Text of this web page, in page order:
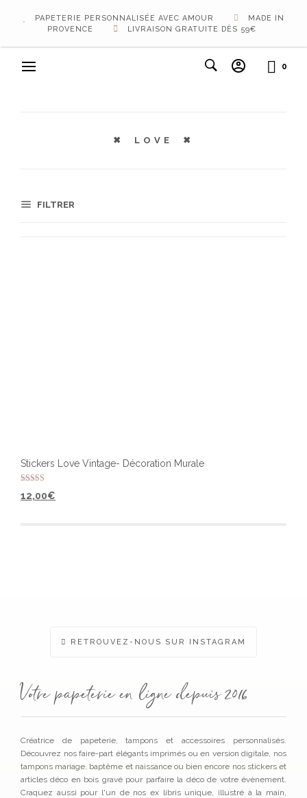
PAPETERIE PERSONNALISÉE AVEC AMOUR
MADE IN
PROVENCE
LIVRAISON GRATUITE DÈS 59€
0
LOVE
FILTRER
Stickers Love Vintage- Décoration Murale
4.00
12,00€
RETROUVEZ-NOUS SUR INSTAGRAM
Votre papeterie en ligne depuis 2016
Créatrice de papeterie, tampons et accessoires personnalisés.
Découvrez nos faire-part élégants imprimés ou en version digitale, nos
tampons mariage, baptême et naissance ou bien encore nos stickers et
articles déco en bois gravé pour parfaire la déco de votre évènement.
Craquez aussi pour l'un de nos ex libris unique, illustré à la main,